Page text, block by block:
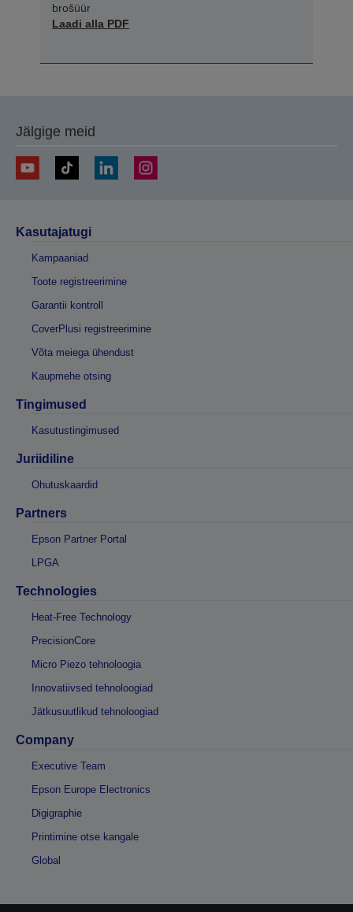
brošüür
Laadi alla PDF
Jälgige meid
Kasutajatugi
Kampaaniad
Toote registreerimine
Garantii kontroll
CoverPlusi registreerimine
Võta meiega ühendust
Kaupmehe otsing
Tingimused
Kasutustingimused
Juriidiline
Ohutuskaardid
Partners
Epson Partner Portal
LPGA
Technologies
Heat-Free Technology
PrecisionCore
Micro Piezo tehnoloogia
Innovatiivsed tehnoloogiad
Jätkusuutlikud tehnoloogiad
Company
Executive Team
Epson Europe Electronics
Digigraphie
Printimine otse kangale
Global